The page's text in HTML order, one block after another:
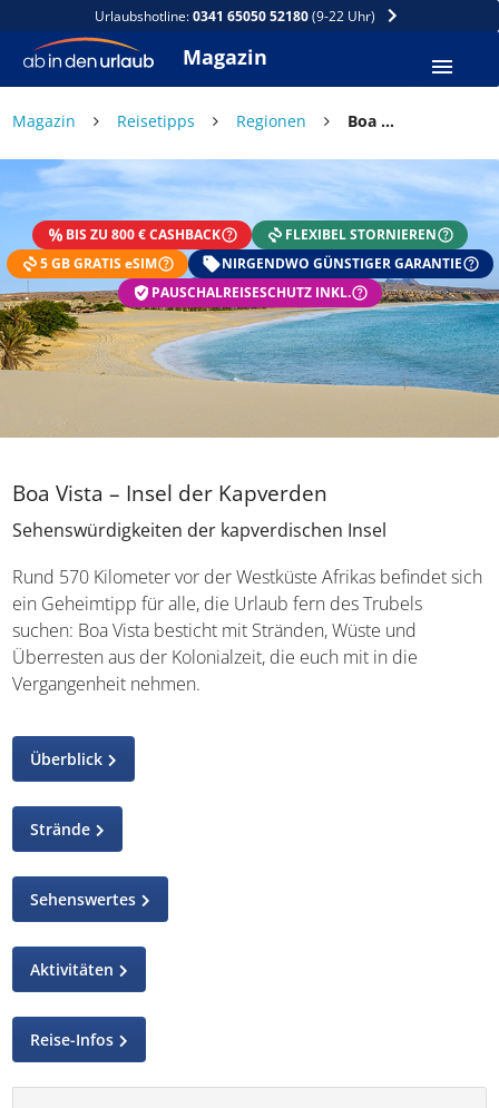
Urlaubshotline:0341 65050 52180(9-22 Uhr)
Magazin
Magazin Reisetipps Regionen Boa Vista – Insel der Kapverden
BIS ZU 800 € CASHBACK
FLEXIBEL STORNIEREN
5 GB GRATIS eSIM
NIRGENDWO GÜNSTIGER GARANTIE
PAUSCHALREISESCHUTZ INKL.
Boa Vista – Insel der Kapverden
Sehenswürdigkeiten der kapverdischen Insel
Rund 570 Kilometer vor der Westküste Afrikas befindet sich
ein Geheimtipp für alle, die Urlaub fern des Trubels
suchen: Boa Vista besticht mit Stränden, Wüste und
Überresten aus der Kolonialzeit, die euch mit in die
Vergangenheit nehmen.
Überblick
Strände
Sehenswertes
Aktivitäten
Reise-Infos